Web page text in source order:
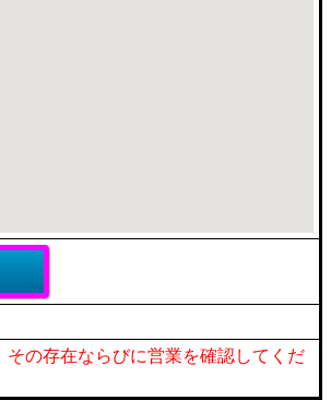
その存在ならびに営業を確認してくだ